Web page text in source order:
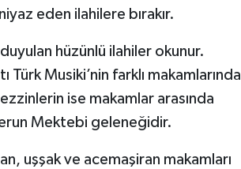
eden ilahilere bırakır.
hüzünlü ilahiler okunur.
Türk Musiki’nin farklı makamlarında
ise makamlar arasında
Mektebi geleneğidir.
uşşak ve acemaşiran makamları